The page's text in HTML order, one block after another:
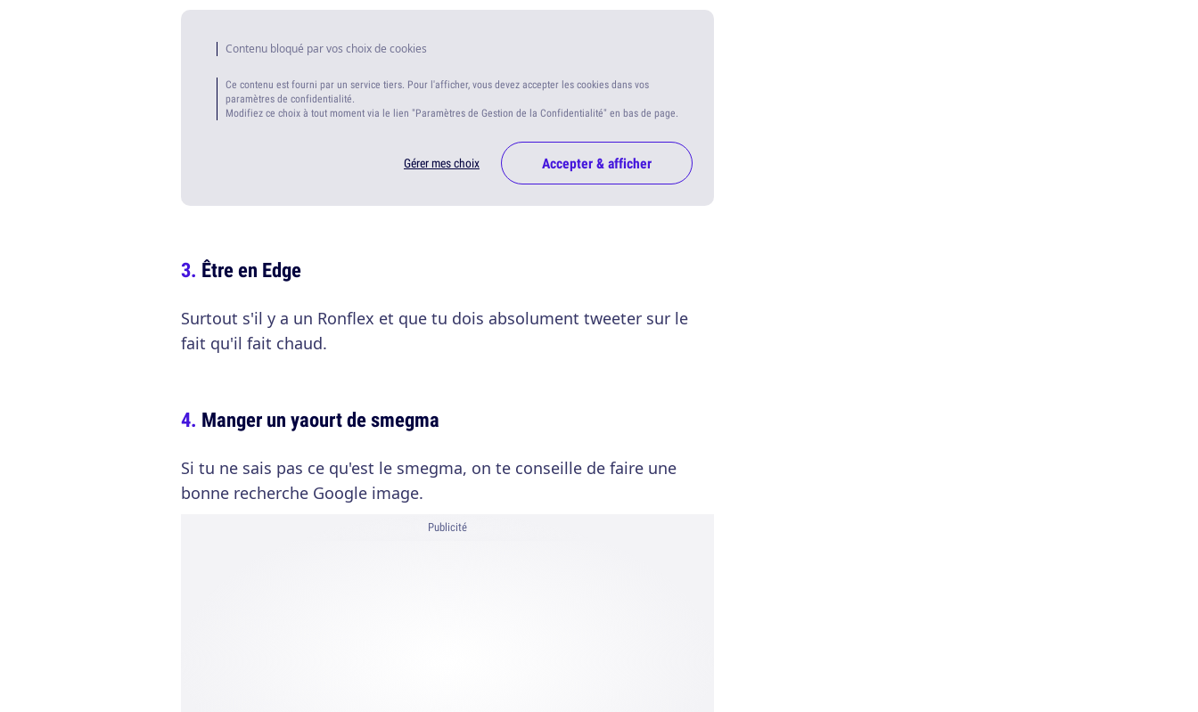
Contenu bloqué par vos choix de cookies
Ce contenu est fourni par un service tiers. Pour l'afficher, vous devez accepter les cookies dans vos
paramètres de confidentialité.
Modifiez ce choix à tout moment via le lien "Paramètres de Gestion de la Confidentialité" en bas de page.
Gérer mes choix Accepter & afficher
Être en Edge
Surtout s'il y a un Ronflex et que tu dois absolument tweeter sur le
fait qu'il fait chaud.
Manger un yaourt de smegma
Si tu ne sais pas ce qu'est le smegma, on te conseille de faire une
bonne recherche Google image.
Publicité